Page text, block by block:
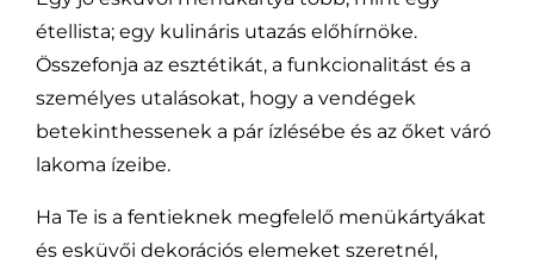
étellista; egy kulináris utazás előhírnöke.
Összefonja az esztétikát, a funkcionalitást és a
személyes utalásokat, hogy a vendégek
betekinthessenek a pár ízlésébe és az őket váró
lakoma ízeibe.
Ha Te is a fentieknek megfelelő menükártyákat
és esküvői dekorációs elemeket szeretnél,